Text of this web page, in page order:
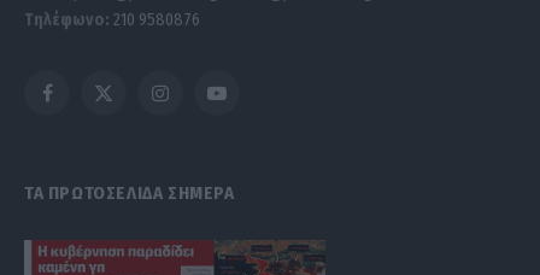
Τηλέφωνο: 210 9580876
Facebook
X
InstagramYouTube
ΤΑ ΠΡΩΤΟΣΕΛΙΔΑ ΣΗΜΕΡΑ